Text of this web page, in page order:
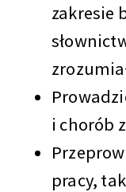
zakresie
i chorób
pracy,